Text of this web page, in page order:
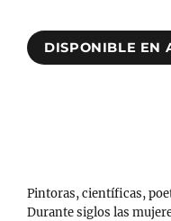
DISPONIBLE EN
Pintoras, científicas,
Durante siglos las